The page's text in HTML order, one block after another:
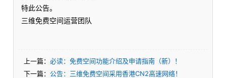
特此公告。
三维免费空间运营团队
上一篇： 必读：免费空间功能介绍及申请指南（新）！
下一篇： 公告：三维免费空间采用香港CN2高速网络！